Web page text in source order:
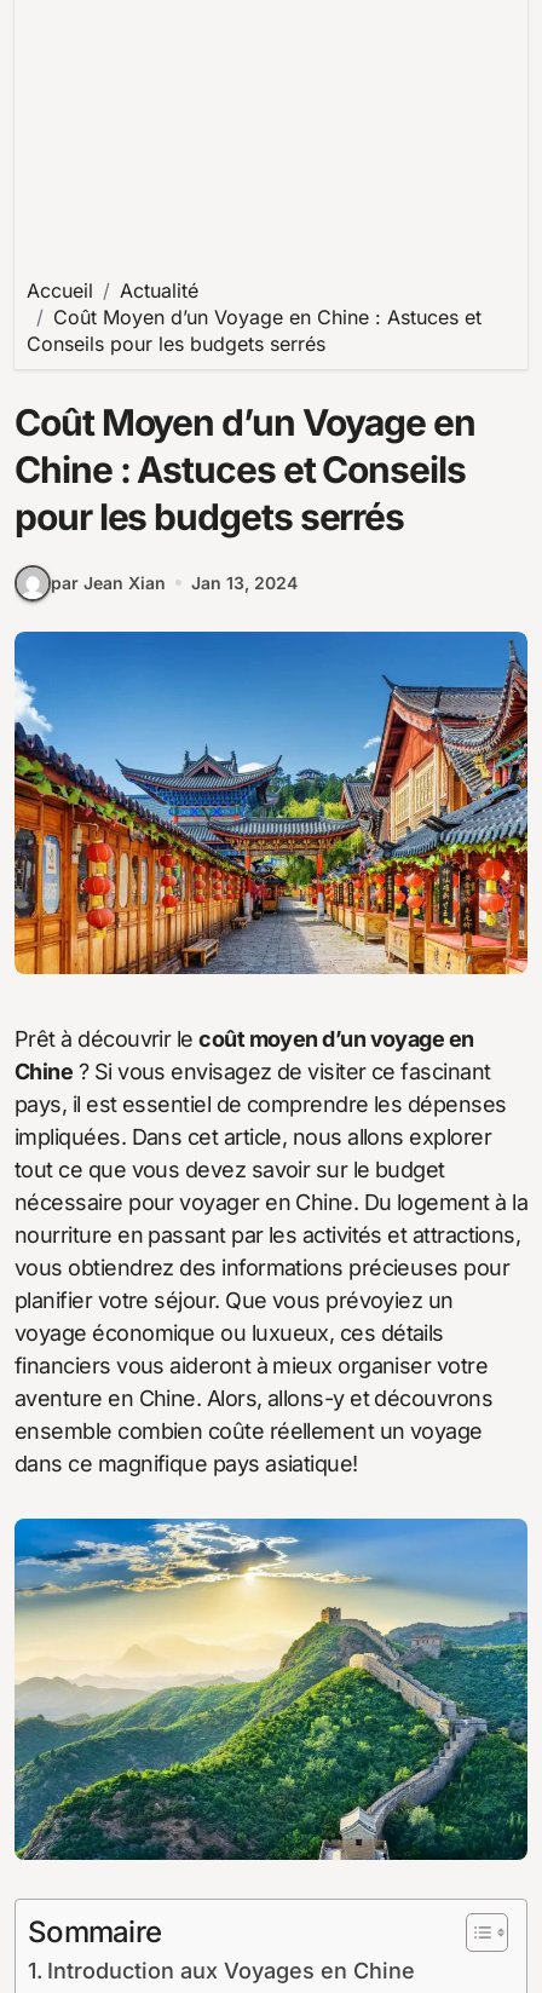
Accueil
Actualité
Coût Moyen d’un Voyage en Chine : Astuces et
Conseils pour les budgets serrés
Coût Moyen d’un Voyage en
Chine : Astuces et Conseils
pour les budgets serrés
par Jean Xian Jan 13, 2024
Prêt à découvrir lecoût moyen d’un voyage en
Chine ? Si vous envisagez de visiter ce fascinant
pays, il est essentiel de comprendre les dépenses
impliquées. Dans cet article, nous allons explorer
tout ce que vous devez savoir sur le budget
nécessaire pour voyager en Chine. Du logement à la
nourriture en passant par les activités et attractions,
vous obtiendrez des informations précieuses pour
planifier votre séjour. Que vous prévoyiez un
voyage économique ou luxueux, ces détails
financiers vous aideront à mieux organiser votre
aventure en Chine. Alors, allons-y et découvrons
ensemble combien coûte réellement un voyage
dans ce magnifique pays asiatique!
Sommaire
Introduction aux Voyages en Chine